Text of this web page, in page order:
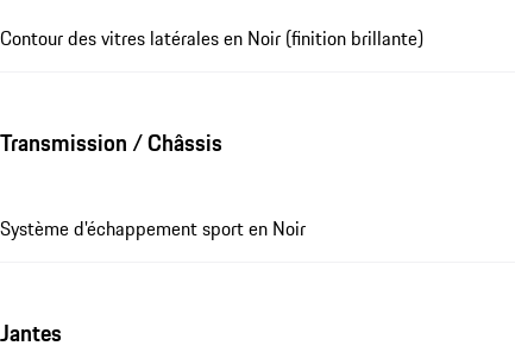
Contour des vitres latérales en Noir (finition brillante)
Transmission / Châssis
Système d'échappement sport en Noir
Jantes